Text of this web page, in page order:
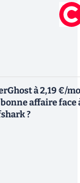
à 2,19 €/
affaire face
?